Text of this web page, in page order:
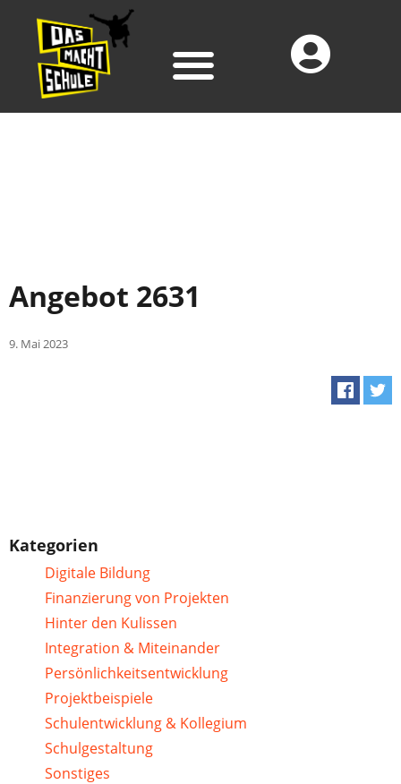
Angebot 2631
9. Mai 2023
Kategorien
Digitale Bildung
Finanzierung von Projekten
Hinter den Kulissen
Integration & Miteinander
Persönlichkeitsentwicklung
Projektbeispiele
Schulentwicklung & Kollegium
Schulgestaltung
Sonstiges